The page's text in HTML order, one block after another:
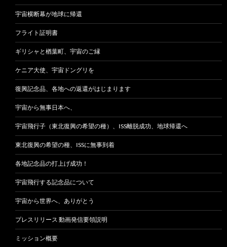
宇宙横断幕が地球に帰還
フライト証明書
ギリシャと楢葉町、宇宙のご縁
ケニア大使、宇宙ドングリを
復興記念品、各地への返還がはじまります
宇宙から無事日本へ、
宇宙飛行子（東北復興の希望の種）、ISS離脱成功、地球帰還へ
東北復興の希望の種、ISSに無事到着
各地記念品の打上げ成功！
宇宙飛行する記念品について
宇宙から世界へ、ありがとう
プレスリリース 動画発信要領説明
ミッション概要